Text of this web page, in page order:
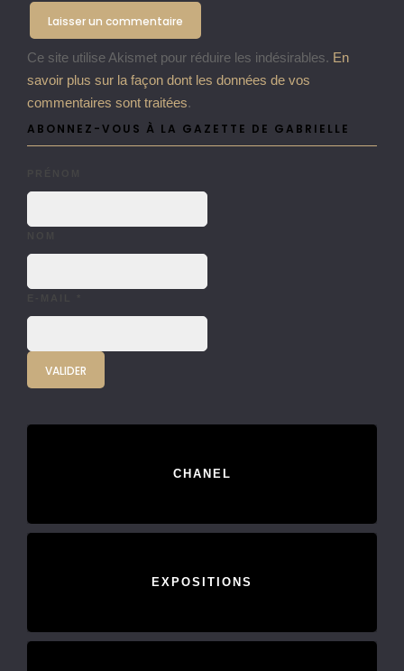
Ce site utilise Akismet pour réduire les indésirables. En
savoir plus sur la façon dont les données de vos
commentaires sont traitées.
ABONNEZ-VOUS À LA GAZETTE DE GABRIELLE
CHANEL
EXPOSITIONS